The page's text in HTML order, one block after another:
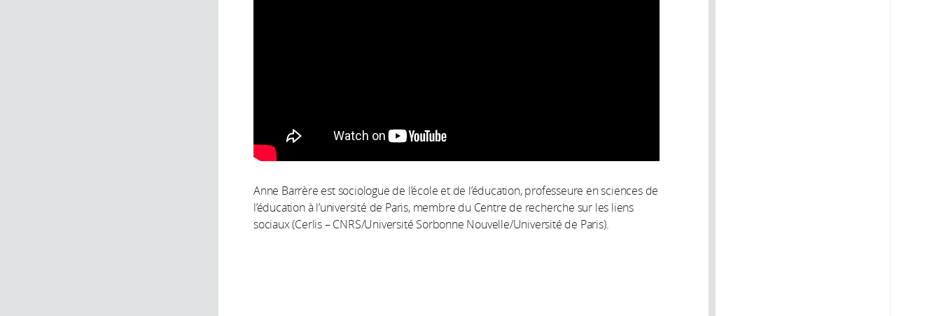
Anne Barrère est sociologue de l’école et de l’éducation, professeure en sciences de
l’éducation à l’université de Paris, membre du Centre de recherche sur les liens
sociaux (Cerlis – CNRS/Université Sorbonne Nouvelle/Université de Paris).